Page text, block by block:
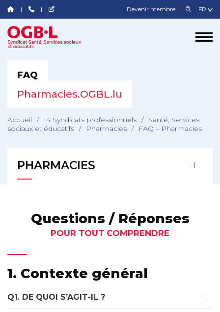
Devenir membre
FAQ
Pharmacies.OGBL.lu
Accueil / 14 Syndicats professionnels /
Santé, Services
sociaux et éducatifs / Pharmacies / FAQ – Pharmacies
PHARMACIES
Questions / Réponses
POUR TOUT COMPRENDRE
1. Contexte général
Q1. DE QUOI S’AGIT-IL ?